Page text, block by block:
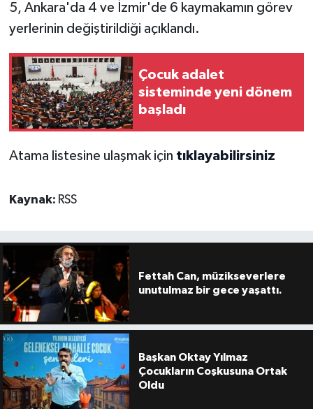
5, Ankara'da 4 ve İzmir'de 6 kaymakamın görev
yerlerinin değiştirildiği açıklandı.
Çocuk adalet
sisteminde yeni dönem
başladı
Atama listesine ulaşmak için tıklayabilirsiniz
Kaynak: RSS
Fettah Can, müzikseverlere
unutulmaz bir gece yaşattı.
Başkan Oktay Yılmaz
Çocukların Coşkusuna Ortak
Oldu